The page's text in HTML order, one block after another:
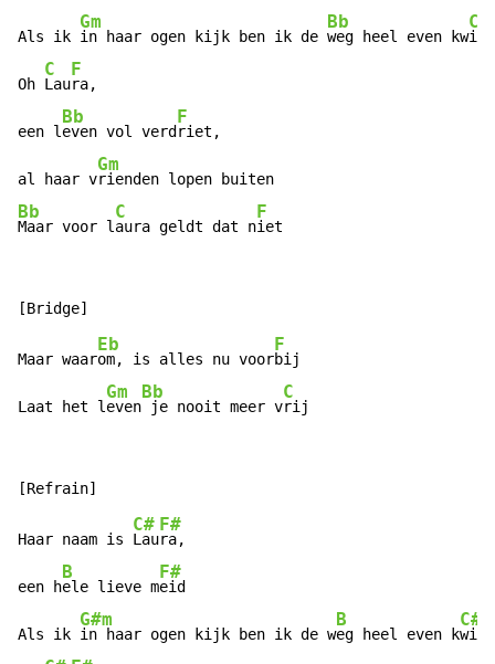
Als ik
Gm
in haar ogen kijk ben ik de
Bb
weg heel even kw
C
ijt
Oh
C
Lau
F
ra,
een l
Bb
even vol verd
F
riet,
al haar v
Gm
Bb
Maar voor l
C
aura geldt dat n
F
iet
Maar waar
Eb
om, is alles nu voor
F
bij
Laat het l
Gm
even
Bb
je nooit meer v
C
rij
Haar naam is
C#
Lau
F#
ra,
een h
B
ele lieve m
F#
eid
Als ik
G#m
in haar ogen kijk ben ik de w
B
eg heel even k
C#